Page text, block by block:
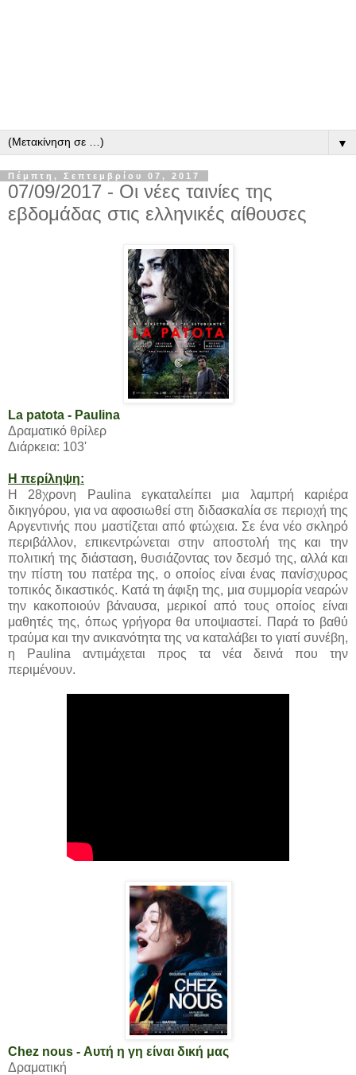
▼
Πέμπτη, Σεπτεμβρίου 07, 2017
07/09/2017 - Οι νέες ταινίες της
εβδομάδας στις ελληνικές αίθουσες
La patota - Paulina
Δραματικό θρίλερ
Διάρκεια: 103'
Η περίληψη:
Η 28χρονη Paulina εγκαταλείπει μια λαμπρή καριέρα
δικηγόρου, για να αφοσιωθεί στη διδασκαλία σε περιοχή της
Αργεντινής που μαστίζεται από φτώχεια. Σε ένα νέο σκληρό
περιβάλλον, επικεντρώνεται στην αποστολή της και την
πολιτική της διάσταση, θυσιάζοντας τον δεσμό της, αλλά και
την πίστη του πατέρα της, ο οποίος είναι ένας πανίσχυρος
τοπικός δικαστικός. Κατά τη άφιξη της, μια συμμορία νεαρών
την κακοποιούν βάναυσα, μερικοί από τους οποίος είναι
μαθητές της, όπως γρήγορα θα υποψιαστεί. Παρά το βαθύ
τραύμα και την ανικανότητα της να καταλάβει το γιατί συνέβη,
η Paulina αντιμάχεται προς τα νέα δεινά που την
περιμένουν.
Chez nous - Αυτή η γη είναι δική μας
Δραματική